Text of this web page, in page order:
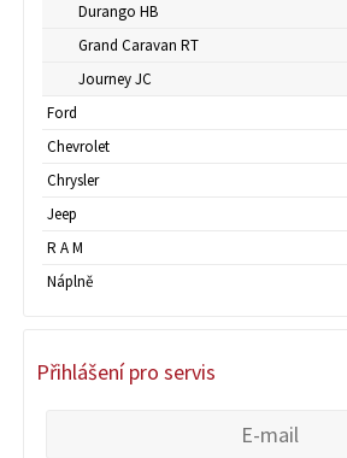
Durango HB
Grand Caravan RT
Journey JC
Ford
Chevrolet
Chrysler
Jeep
R A M
Náplně
Přihlášení pro servis